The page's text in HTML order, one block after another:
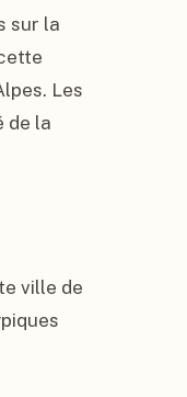
sur la
Les
de la
ville de